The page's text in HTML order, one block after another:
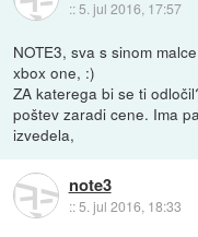
:: 5. jul 2016, 17:57
NOTE3, sva s sinom
xbox one, :)
ZA katerega bi se ti
poštev zaradi cene. Ima
izvedela,
note3
::5. jul 2016, 18:33